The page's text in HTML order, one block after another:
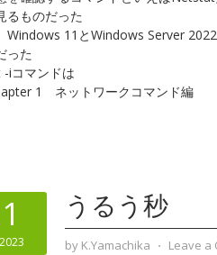
るものだった
Windows 11とWindows Server
った
iコマンドは
1 ネットワークコマンド編
うるう秒
by K.Yamachika ⋅ Leave a